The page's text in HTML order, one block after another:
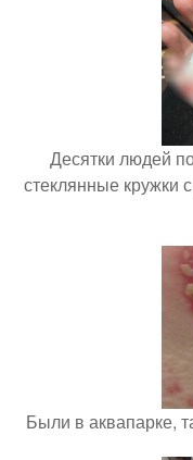
Десятки людей
стеклянные кружки
Были в аквапарке,